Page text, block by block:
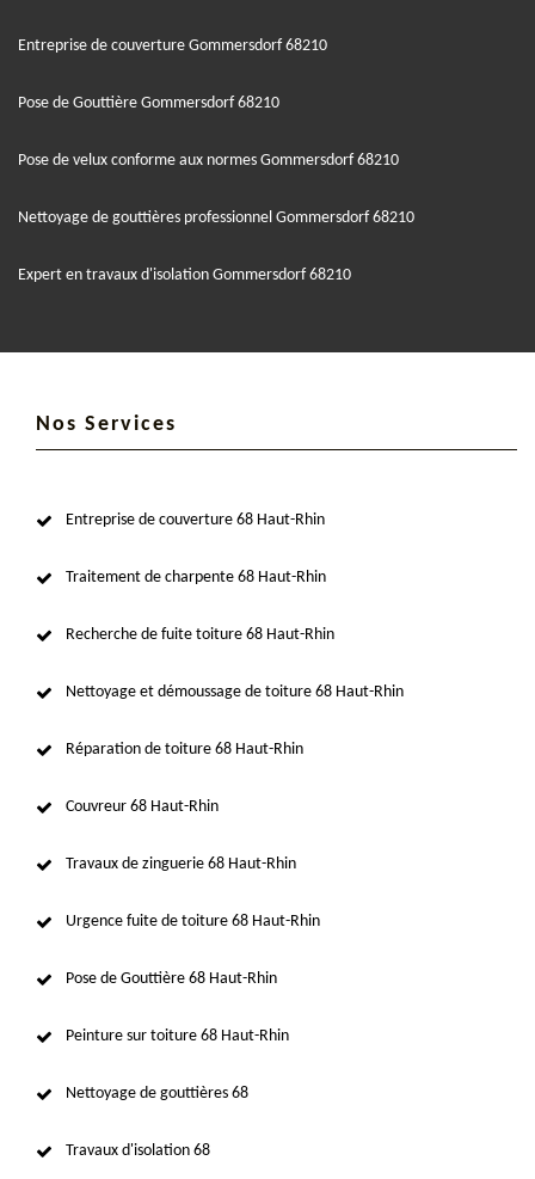
Entreprise de couverture Gommersdorf 68210
Pose de Gouttière Gommersdorf 68210
Pose de velux conforme aux normes Gommersdorf 68210
Nettoyage de gouttières professionnel Gommersdorf 68210
Expert en travaux d'isolation Gommersdorf 68210
Nos Services
Entreprise de couverture 68 Haut-Rhin
Traitement de charpente 68 Haut-Rhin
Recherche de fuite toiture 68 Haut-Rhin
Nettoyage et démoussage de toiture 68 Haut-Rhin
Réparation de toiture 68 Haut-Rhin
Couvreur 68 Haut-Rhin
Travaux de zinguerie 68 Haut-Rhin
Urgence fuite de toiture 68 Haut-Rhin
Pose de Gouttière 68 Haut-Rhin
Peinture sur toiture 68 Haut-Rhin
Nettoyage de gouttières 68
Travaux d'isolation 68